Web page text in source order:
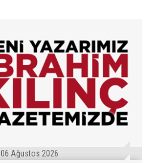
06 Ağustos 2026